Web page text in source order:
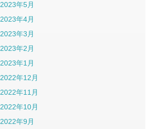
2023年5月
2023年4月
2023年3月
2023年2月
2023年1月
2022年12月
2022年11月
2022年10月
2022年9月